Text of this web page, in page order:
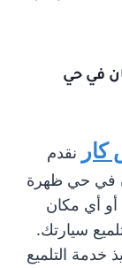
في حي
نقدم
في حي ظهرة
أي مكان
سيارتك.
خدمة التلميع